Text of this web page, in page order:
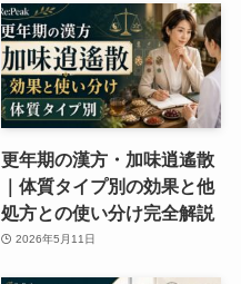
更年期の漢方・加味逍遙散
｜体質タイプ別の効果と他
処方との使い分け完全解説
2026年5月11日